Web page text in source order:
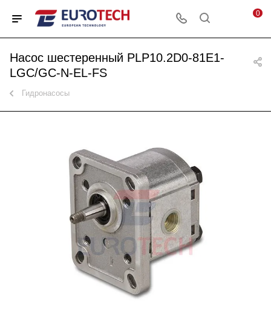
0
Насос шестеренный PLP10.2D0-81E1-
LGC/GC-N-EL-FS
Гидронасосы